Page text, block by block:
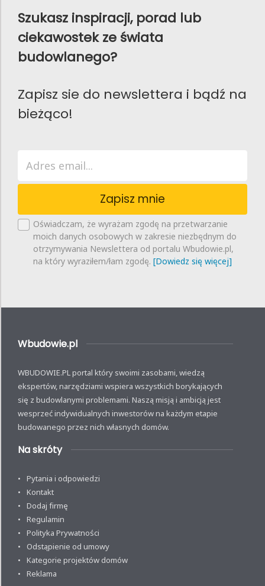
Szukasz inspiracji, porad lub
ciekawostek ze świata
budowlanego?
Zapisz sie do newslettera i bądź na
bieżąco!
Zapisz mnie
Oświadczam, że wyrażam zgodę na przetwarzanie
moich danych osobowych w zakresie niezbędnym do
otrzymywania Newslettera od portalu Wbudowie.pl,
na który wyraziłem/łam zgodę. [Dowiedz się więcej]
Wbudowie.pl
WBUDOWIE.PL portal który swoimi zasobami, wiedzą
ekspertów, narzędziami wspiera wszystkich borykających
się z budowlanymi problemami. Naszą misją i ambicją jest
wesprzeć indywidualnych inwestorów na każdym etapie
budowanego przez nich własnych domów.
Na skróty
Pytania i odpowiedzi
Kontakt
Dodaj firmę
Regulamin
Polityka Prywatności
Odstąpienie od umowy
Kategorie projektów domów
Reklama